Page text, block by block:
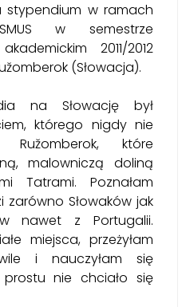
w ramach
w semestrze
2011/2012
(Słowacja).
na Słowację był
którego nigdy nie
Ružomberok, które
malowniczą doliną
Tatrami. Poznałam
zarówno Słowaków jak
nawet z Portugalii.
miejsca, przeżyłam
i nauczyłam się
nie chciało się